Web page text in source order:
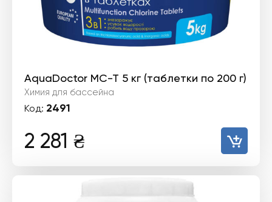
AquaDoctor MC-T 5 кг (таблетки по 200 г)
Химия для бассейна
Код: 2491
2 281 ₴